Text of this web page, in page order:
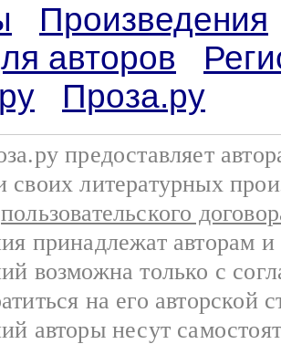
Произведения
авторов
Проза.ру
предоставляет
своих литературных
пользовательского
принадлежат авторам
возможна только с
на его авторской
авторы несут